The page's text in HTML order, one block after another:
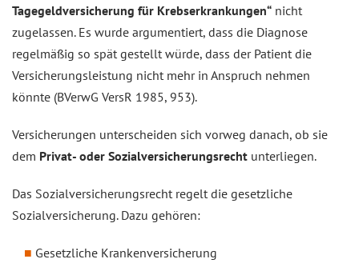
Tagegeldversicherung für Krebserkrankungen“ nicht
zugelassen. Es wurde argumentiert, dass die Diagnose
regelmäßig so spät gestellt würde, dass der Patient die
Versicherungsleistung nicht mehr in Anspruch nehmen
könnte (BVerwG VersR 1985, 953).
Versicherungen unterscheiden sich vorweg danach, ob sie
dem Privat- oder Sozialversicherungsrecht unterliegen.
Das Sozialversicherungsrecht regelt die gesetzliche
Sozialversicherung. Dazu gehören:
Gesetzliche Krankenversicherung